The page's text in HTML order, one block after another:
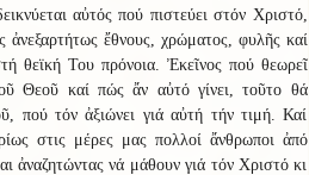
αὐτός πού πιστεύει στόν Χριστό,
ἔθνους, χρώματος, φυλῆς καί
θεϊκή Του πρόνοια. Ἐκεῖνος πού θεωρεῖ
Θεοῦ καί πώς ἄν αὐτό γίνει, τοῦτο θά
πού τόν ἀξιώνει γιά αὐτή τήν τιμή. Καί
στις μέρες μας πολλοί ἄνθρωποι ἀπό
ἀναζητώντας νά μάθουν γιά τόν Χριστό κι